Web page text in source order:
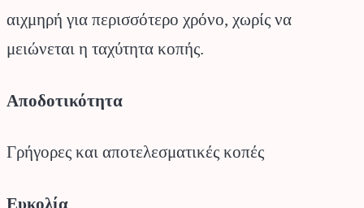
αιχμηρή για περισσότερο χρόνο, χωρίς να
μειώνεται η ταχύτητα κοπής.
Αποδοτικότητα
Γρήγορες και αποτελεσματικές κοπές
Ευκολία